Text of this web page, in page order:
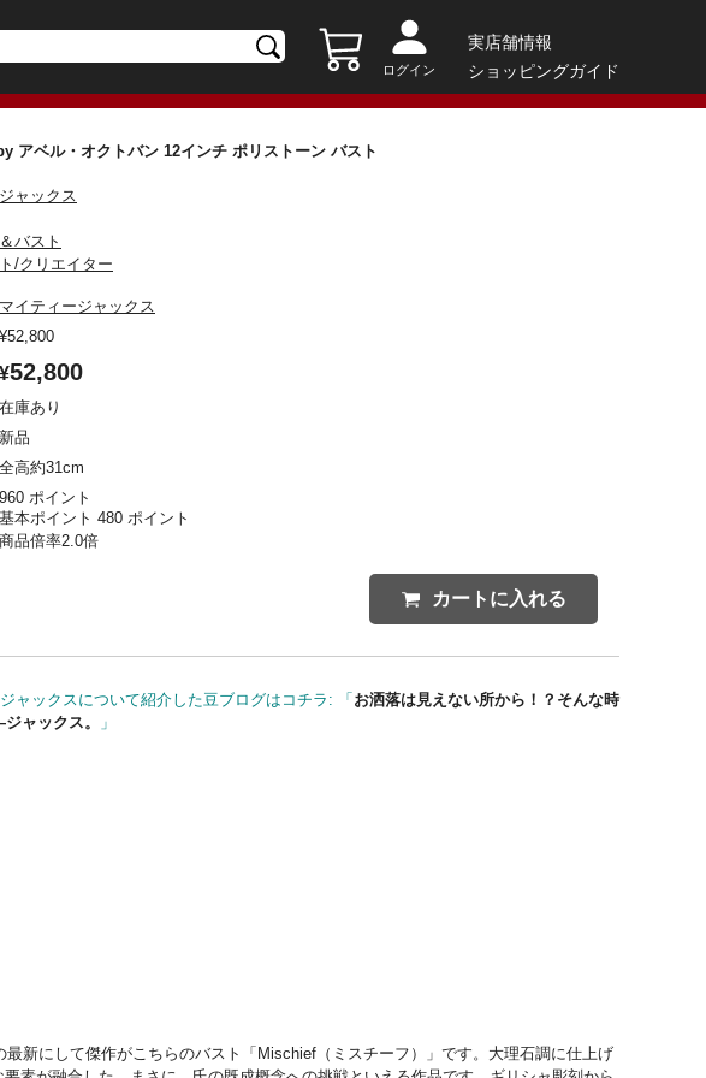
ログイン
実店舗情報
ショッピングガイド
アベル・オクトバン 12インチ ポリストーン バスト
ャックス
バスト
/クリエイター
マイティージャックス
¥52,800
¥52,800
在庫あり
新品
全高約31cm
960 ポイント
基本ポイント 480 ポイント
商品倍率2.0倍
カートに入れる
ャックスについて紹介した豆ブログはコチラ: 「お洒落は見えない所から！？そんな時
ャックス。
」
新にして傑作がこちらのバスト「Mischief（ミスチーフ）」です。大理石調に仕上げ